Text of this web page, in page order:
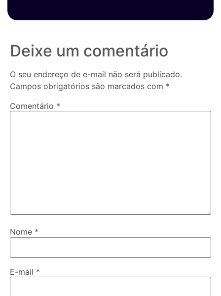
Deixe um comentário
O seu endereço de e-mail não será publicado.
Campos obrigatórios são marcados com *
Comentário *
Nome *
E-mail *